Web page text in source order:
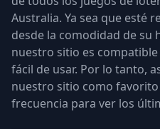
Australia. Ya sea que esté
desde la comodidad de su
nuestro sitio es
fácil de usar. Por lo tanto,
nuestro sitio como
frecuencia para ver los